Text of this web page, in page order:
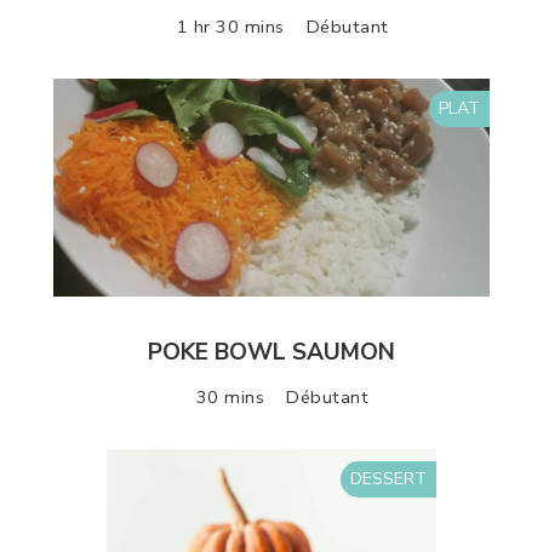
1 hr 30 mins Débutant
PLAT
POKE BOWL SAUMON
30 mins Débutant
DESSERT